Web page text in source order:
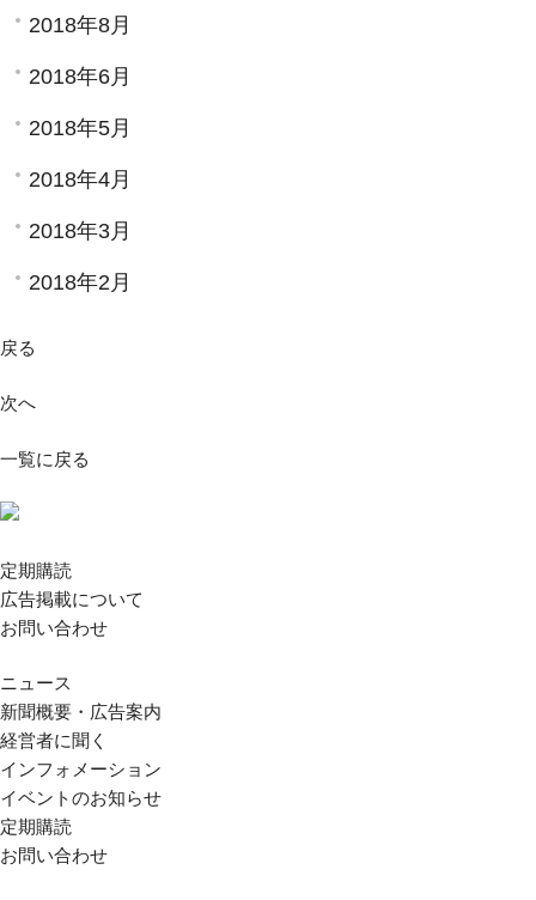
2018年8月
2018年6月
2018年5月
2018年4月
2018年3月
2018年2月
戻る
次へ
一覧に戻る
定期購読
広告掲載について
お問い合わせ
ニュース
新聞概要・広告案内
経営者に聞く
インフォメーション
イベントのお知らせ
定期購読
お問い合わせ